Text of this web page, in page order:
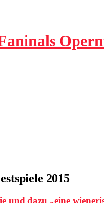
2015
und dazu „eine